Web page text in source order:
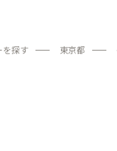
を探す 東京都